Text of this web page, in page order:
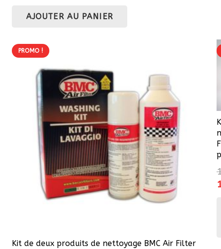
initial
actuel
AJOUTER AU PANIER
PROMO !
Kit de deux produits de nettoyage BMC Air Filter